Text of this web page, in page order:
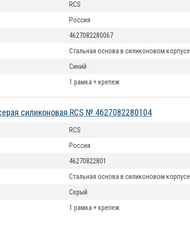
RCS
Россия
4627082280067
Стальная основа в силиконовом корпусе
Синий
1 рамка + крепеж
силиконовая RCS № 4627082280104
RCS
Россия
46270822801
Стальная основа в силиконовом корпусе
Серый
1 рамка + крепеж